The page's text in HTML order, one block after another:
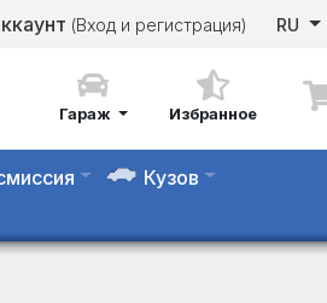
(Вход и регистрация) RU
Гараж Избранное
Кузов